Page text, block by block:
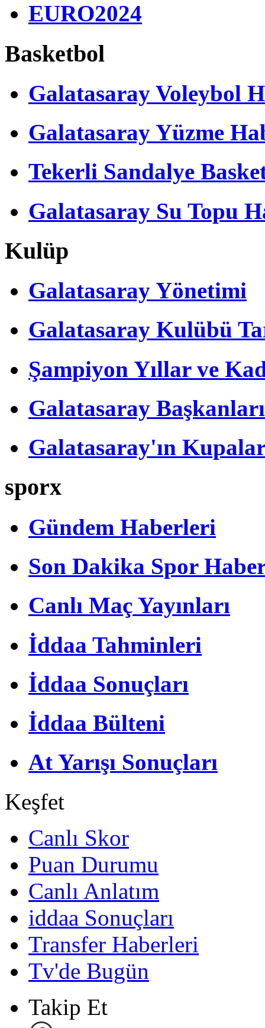
EURO2024
Basketbol
Galatasaray Voleybol
Galatasaray Yüzme
Tekerli Sandalye
Galatasaray Su Topu
Kulüp
Galatasaray Yönetimi
Galatasaray Kulübü
Şampiyon Yıllar ve
Galatasaray Başkanları
Galatasaray'ın
sporx
Gündem Haberleri
Son Dakika Spor
Canlı Maç Yayınları
İddaa Tahminleri
İddaa Sonuçları
İddaa Bülteni
At Yarışı Sonuçları
Keşfet
Canlı Skor
Puan Durumu
Canlı Anlatım
iddaa Sonuçları
Transfer Haberleri
Tv'de Bugün
Takip Et